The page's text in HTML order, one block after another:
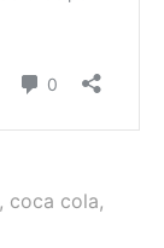
, coca cola,